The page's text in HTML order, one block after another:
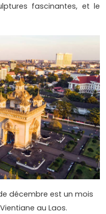
fascinantes, et le
décembre est un mois
au Laos.